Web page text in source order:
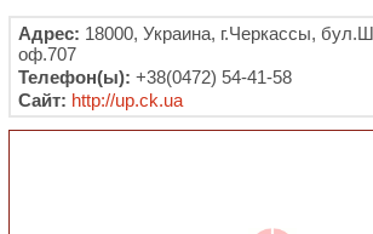
Адрес: 18000, Украина, г.Черкассы,
оф.707
Телефон(ы): +38(0472) 54-41-58
Сайт: http://up.ck.ua